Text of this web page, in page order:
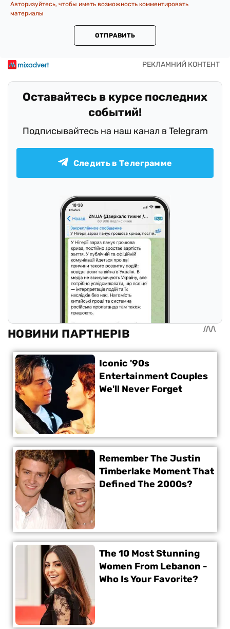
Авторизуйтесь, чтобы иметь возможность комментировать
материалы
ОТПРАВИТЬ
Оставайтесь в курсе последних
событий!
Подписывайтесь на наш канал в Telegram
Следить в Телеграмме